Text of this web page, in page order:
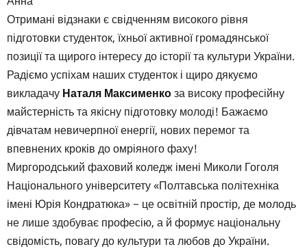
Отримані відзнаки є свідченням високого рівня
підготовки студенток, їхньої активної громадянської
позиції та щирого інтересу до історії та культури України.
Радіємо успіхам наших студенток і щиро дякуємо
викладачу Наталя Максименкоза високу професійну
майстерність та якісну підготовку молоді! Бажаємо
дівчатам невичерпної енергії, нових перемог та
впевнених кроків до омріяного фаху!
Миргородський фаховий коледж імені Миколи Гоголя
Національного університету «Полтавська політехніка
імені Юрія Кондратюка» − це освітній простір, де молодь
не лише здобуває професію, а й формує національну
свідомість, повагу до культури та любов до України.